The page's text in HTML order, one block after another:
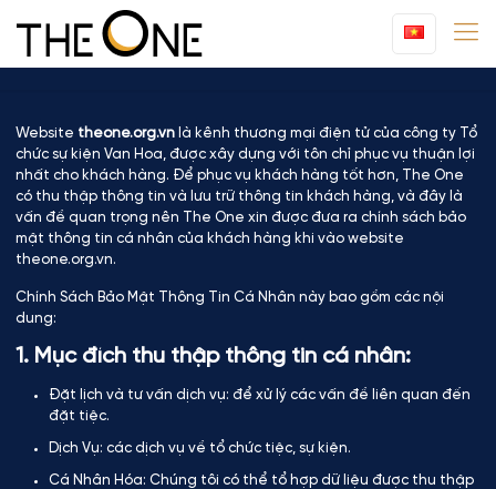
Website theone.org.vn là kênh thương mại điện tử của công ty Tổ
chức sự kiện Van Hoa, được xây dựng với tôn chỉ phục vụ thuận lợi
nhất cho khách hàng. Để phục vụ khách hàng tốt hơn, The One
có thu thập thông tin và lưu trữ thông tin khách hàng, và đây là
vấn đề quan trọng nên The One xin được đưa ra chính sách bảo
mật thông tin cá nhân của khách hàng khi vào website
theone.org.vn.
Chính Sách Bảo Mật Thông Tin Cá Nhân này bao gồm các nội
dung:
1. Mục đích thu thập thông tin cá nhân:
Đặt lịch và tư vấn dịch vụ: để xử lý các vấn đề liên quan đến
đặt tiệc.
Dịch Vụ: các dịch vụ về tổ chức tiệc, sự kiện.
Cá Nhân Hóa: Chúng tôi có thể tổ hợp dữ liệu được thu thập